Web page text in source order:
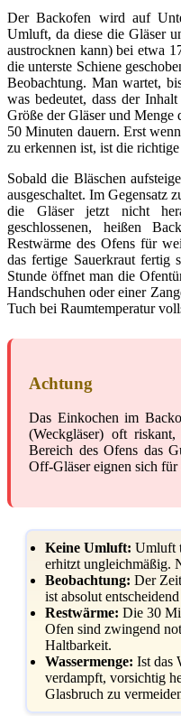
Der Backofen wird auf
Umluft, da diese die Gläser
austrocknen kann) bei etwa
die unterste Schiene
Beobachtung. Man wartet,
was bedeutet, dass der
Größe der Gläser und Menge
50 Minuten dauern. Erst
zu erkennen ist, ist die
Sobald die Bläschen
ausgeschaltet. Im Gegensatz
die Gläser jetzt nicht
geschlossenen, heißen
Restwärme des Ofens für
das fertige Sauerkraut fertig
Stunde öffnet man die
Handschuhen oder einer
Tuch bei Raumtemperatur
Achtung
Das Einkochen im
(Weckgläser) oft
Bereich des Ofens das
Off-Gläser eignen sich für
Keine Umluft: Umluft
erhitzt ungleichmäßig.
Beobachtung: Der
ist absolut
Restwärme: Die 30
Ofen sind zwingend
Haltbarkeit.
Wassermenge: Ist das
verdampft, vorsichtig
Glasbruch zu